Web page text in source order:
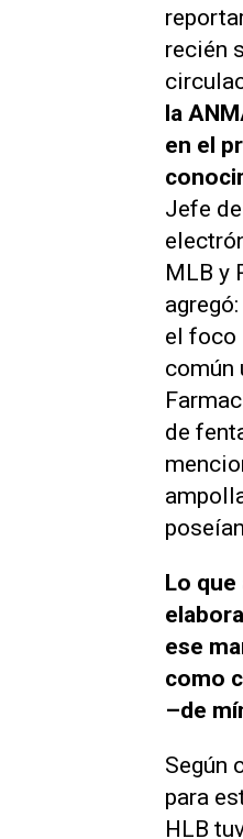
recién
la
en el
Jefe
MLB y
el foco
común
de
Lo
ese
como
–de
Según
para
HLB